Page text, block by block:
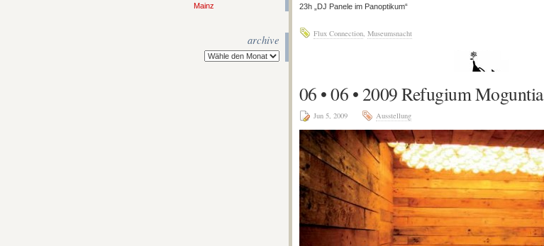
Mainz
archive
23h „DJ Panele im Panoptikum“
Flux Connection, Museumsnacht
06 • 06 • 2009 Refugium Moguntia
Jun 5, 2009 Ausstellung